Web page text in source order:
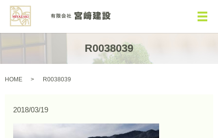
メ
R0038039
HOME R0038039
2018/03/19